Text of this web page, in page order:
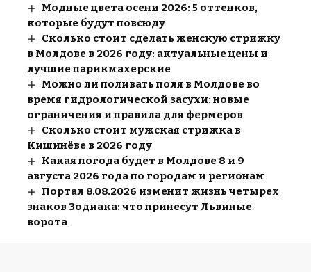
Модные цвета осени 2026: 5 оттенков,
которые будут повсюду
Сколько стоит сделать женскую стрижку
в Молдове в 2026 году: актуальные цены и
лучшие парикмахерские
Можно ли поливать поля в Молдове во
время гидрологической засухи: новые
ограничения и правила для фермеров
Сколько стоит мужская стрижка в
Кишинёве в 2026 году
Какая погода будет в Молдове 8 и 9
августа 2026 года по городам и регионам
Портал 8.08.2026 изменит жизнь четырех
знаков Зодиака: что принесут Львиные
ворота